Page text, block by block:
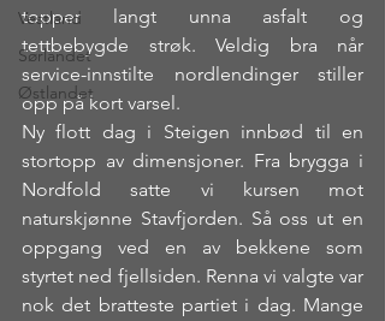
Vestland
Sørlandet
Østlandet
topper langt unna asfalt og
tettbebygde strøk. Veldig bra når
service-innstilte nordlendinger stiller
opp på kort varsel.
Ny flott dag i Steigen innbød til en
stortopp av dimensjoner. Fra brygga i
Nordfold satte vi kursen mot
naturskjønne Stavfjorden. Så oss ut en
oppgang ved en av bekkene som
styrtet ned fjellsiden. Renna vi valgte var
nok det bratteste partiet i dag. Mange